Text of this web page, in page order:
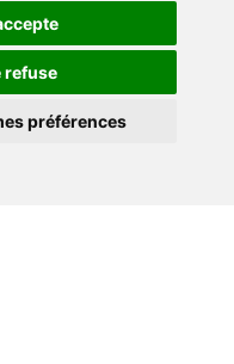
refuse
préférences